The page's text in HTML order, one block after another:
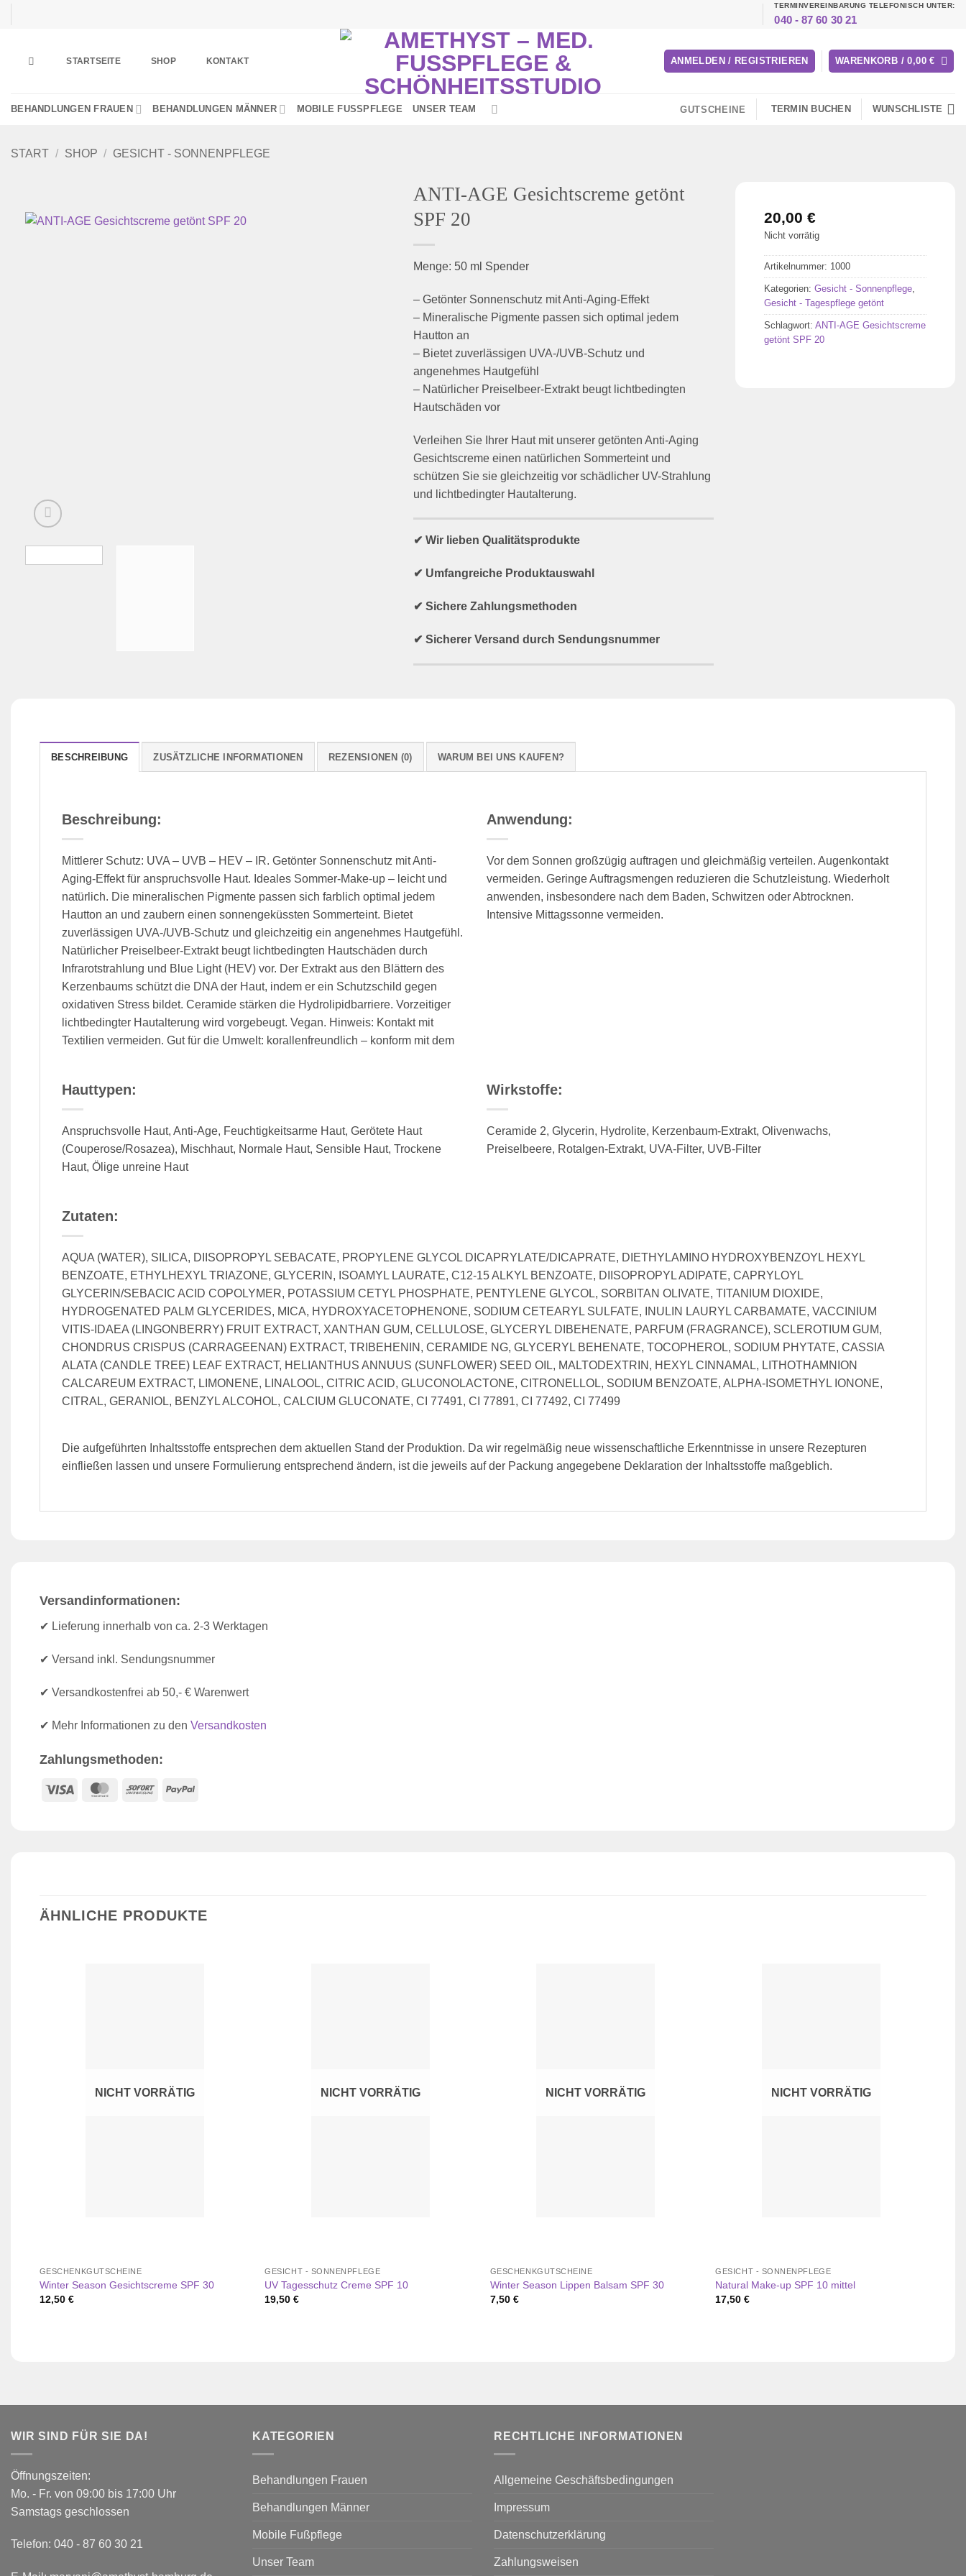
Inhalt
TERMINVEREINBARUNG TELEFONISCH UNTER:
040 - 87 60 30 21
STARTSEITE SHOP KONTAKT ANMELDEN / REGISTRIEREN WARENKORB /0,00€
BEHANDLUNGEN FRAUEN BEHANDLUNGEN MÄNNER MOBILE FUSSPFLEGE UNSER TEAM GUTSCHEINE TERMIN BUCHEN WUNSCHLISTE
START / SHOP / GESICHT - SONNENPFLEGE
ANTI-AGE Gesichtscreme getönt
SPF 20
Menge: 50 ml Spender
– Getönter Sonnenschutz mit Anti-Aging-Effekt
– Mineralische Pigmente passen sich optimal jedem
Hautton an
– Bietet zuverlässigen UVA-/UVB-Schutz und
angenehmes Hautgefühl
– Natürlicher Preiselbeer-Extrakt beugt lichtbedingten
Hautschäden vor
Verleihen Sie Ihrer Haut mit unserer getönten Anti-Aging
Gesichtscreme einen natürlichen Sommerteint und
schützen Sie sie gleichzeitig vor schädlicher UV-Strahlung
und lichtbedingter Hautalterung.
✔ Wir lieben Qualitätsprodukte
✔ Umfangreiche Produktauswahl
✔ Sichere Zahlungsmethoden
✔ Sicherer Versand durch Sendungsnummer
20,00 €
Nicht vorrätig
Artikelnummer: 1000
Kategorien: Gesicht - Sonnenpflege
Gesicht - Tagespflege getönt
Schlagwort: ANTI-AGE Gesichtscreme
getönt SPF 20
BESCHREIBUNG ZUSÄTZLICHE INFORMATIONEN REZENSIONEN (0) WARUM BEI UNS KAUFEN?
Beschreibung:
Mittlerer Schutz: UVA – UVB – HEV – IR. Getönter Sonnenschutz mit Anti-
Aging-Effekt für anspruchsvolle Haut. Ideales Sommer-Make-up – leicht und
natürlich. Die mineralischen Pigmente passen sich farblich optimal jedem
Hautton an und zaubern einen sonnengeküssten Sommerteint. Bietet
zuverlässigen UVA-/UVB-Schutz und gleichzeitig ein angenehmes Hautgefühl.
Natürlicher Preiselbeer-Extrakt beugt lichtbedingten Hautschäden durch
Infrarotstrahlung und Blue Light (HEV) vor. Der Extrakt aus den Blättern des
Kerzenbaums schützt die DNA der Haut, indem er ein Schutzschild gegen
oxidativen Stress bildet. Ceramide stärken die Hydrolipidbarriere. Vorzeitiger
lichtbedingter Hautalterung wird vorgebeugt. Vegan. Hinweis: Kontakt mit
Textilien vermeiden. Gut für die Umwelt: korallenfreundlich – konform mit dem
Anwendung:
Vor dem Sonnen großzügig auftragen und gleichmäßig verteilen. Augenkontakt
vermeiden. Geringe Auftragsmengen reduzieren die Schutzleistung. Wiederholt
anwenden, insbesondere nach dem Baden, Schwitzen oder Abtrocknen.
Intensive Mittagssonne vermeiden.
Hauttypen:
Anspruchsvolle Haut, Anti-Age, Feuchtigkeitsarme Haut, Gerötete Haut
(Couperose/Rosazea), Mischhaut, Normale Haut, Sensible Haut, Trockene
Haut, Ölige unreine Haut
Wirkstoffe:
Ceramide 2, Glycerin, Hydrolite, Kerzenbaum-Extrakt, Olivenwachs,
Preiselbeere, Rotalgen-Extrakt, UVA-Filter, UVB-Filter
Zutaten:
AQUA (WATER), SILICA, DIISOPROPYL SEBACATE, PROPYLENE GLYCOL DICAPRYLATE/DICAPRATE, DIETHYLAMINO HYDROXYBENZOYL HEXYL
BENZOATE, ETHYLHEXYL TRIAZONE, GLYCERIN, ISOAMYL LAURATE, C12-15 ALKYL BENZOATE, DIISOPROPYL ADIPATE, CAPRYLOYL
GLYCERIN/SEBACIC ACID COPOLYMER, POTASSIUM CETYL PHOSPHATE, PENTYLENE GLYCOL, SORBITAN OLIVATE, TITANIUM DIOXIDE,
HYDROGENATED PALM GLYCERIDES, MICA, HYDROXYACETOPHENONE, SODIUM CETEARYL SULFATE, INULIN LAURYL CARBAMATE, VACCINIUM
VITIS-IDAEA (LINGONBERRY) FRUIT EXTRACT, XANTHAN GUM, CELLULOSE, GLYCERYL DIBEHENATE, PARFUM (FRAGRANCE), SCLEROTIUM GUM,
CHONDRUS CRISPUS (CARRAGEENAN) EXTRACT, TRIBEHENIN, CERAMIDE NG, GLYCERYL BEHENATE, TOCOPHEROL, SODIUM PHYTATE, CASSIA
ALATA (CANDLE TREE) LEAF EXTRACT, HELIANTHUS ANNUUS (SUNFLOWER) SEED OIL, MALTODEXTRIN, HEXYL CINNAMAL, LITHOTHAMNION
CALCAREUM EXTRACT, LIMONENE, LINALOOL, CITRIC ACID, GLUCONOLACTONE, CITRONELLOL, SODIUM BENZOATE, ALPHA-ISOMETHYL IONONE,
CITRAL, GERANIOL, BENZYL ALCOHOL, CALCIUM GLUCONATE, CI 77491, CI 77891, CI 77492, CI 77499
Die aufgeführten Inhaltsstoffe entsprechen dem aktuellen Stand der Produktion. Da wir regelmäßig neue wissenschaftliche Erkenntnisse in unsere Rezepturen
einfließen lassen und unsere Formulierung entsprechend ändern, ist die jeweils auf der Packung angegebene Deklaration der Inhaltsstoffe maßgeblich.
Versandinformationen:
✔ Lieferung innerhalb von ca. 2-3 Werktagen
✔ Versand inkl. Sendungsnummer
✔ Versandkostenfrei ab 50,- € Warenwert
✔ Mehr Informationen zu den Versandkosten
Zahlungsmethoden:
Visa MasterCard
Sofort PayPal
ÄHNLICHE PRODUKTE
NICHT VORRÄTIG
GESCHENKGUTSCHEINE
Winter Season Gesichtscreme SPF 30
12,50 €
NICHT VORRÄTIG
GESICHT - SONNENPFLEGE
UV Tagesschutz Creme SPF 10
19,50€
NICHT VORRÄTIG
GESCHENKGUTSCHEINE
Winter Season Lippen Balsam SPF 30
7,50 €
NICHT VORRÄTIG
GESICHT - SONNENPFLEGE
Natural Make-up SPF 10 mittel
17,50€
WIR SIND FÜR SIE DA!
Öffnungszeiten:
Mo. - Fr. von 09:00 bis 17:00 Uhr
Samstags geschlossen
Telefon: 040 - 87 60 30 21
KATEGORIEN
Behandlungen Frauen
Behandlungen Männer
Mobile Fußpflege
Unser Team
RECHTLICHE INFORMATIONEN
Allgemeine Geschäftsbedingungen
Impressum
Datenschutzerklärung
Zahlungsweisen